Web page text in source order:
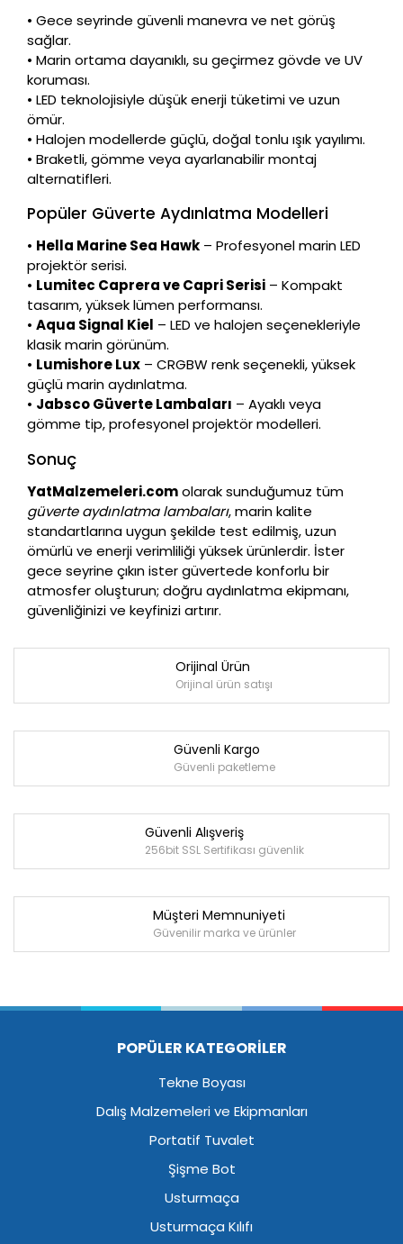
• Gece seyrinde güvenli manevra ve net görüş
sağlar.
• Marin ortama dayanıklı, su geçirmez gövde ve UV
koruması.
• LED teknolojisiyle düşük enerji tüketimi ve uzun
ömür.
• Halojen modellerde güçlü, doğal tonlu ışık yayılımı.
• Braketli, gömme veya ayarlanabilir montaj
alternatifleri.
Popüler Güverte Aydınlatma Modelleri
• Hella Marine Sea Hawk – Profesyonel marin LED
projektör serisi.
• Lumitec Caprera ve Capri Serisi – Kompakt
tasarım, yüksek lümen performansı.
• Aqua Signal Kiel – LED ve halojen seçenekleriyle
klasik marin görünüm.
• Lumishore Lux – CRGBW renk seçenekli, yüksek
güçlü marin aydınlatma.
• Jabsco Güverte Lambaları – Ayaklı veya
gömme tip, profesyonel projektör modelleri.
Sonuç
YatMalzemeleri.comolarak sunduğumuz tüm
güverte aydınlatma lambaları, marin kalite
standartlarına uygun şekilde test edilmiş, uzun
ömürlü ve enerji verimliliği yüksek ürünlerdir. İster
gece seyrine çıkın ister güvertede konforlu bir
atmosfer oluşturun; doğru aydınlatma ekipmanı,
güvenliğinizi ve keyfinizi artırır.
Orijinal Ürün
Orijinal ürün satışı
Güvenli Kargo
Güvenli paketleme
Güvenli Alışveriş
256bit SSL Sertifikası güvenlik
Müşteri Memnuniyeti
Güvenilir marka ve ürünler
POPÜLER KATEGORİLER
Tekne Boyası
Dalış Malzemeleri ve Ekipmanları
Portatif Tuvalet
Şişme Bot
Usturmaça
Usturmaça Kılıfı